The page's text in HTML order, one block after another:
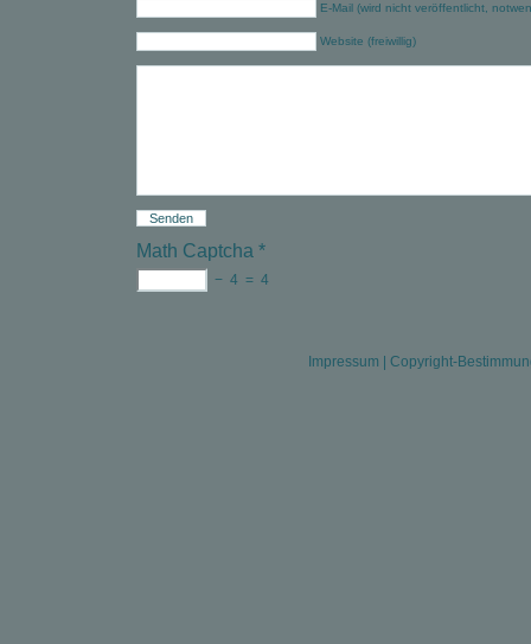
E-Mail (wird nicht veröffentlicht,
Website (freiwillig)
Math Captcha *
− 4 = 4
Impressum Copyright-